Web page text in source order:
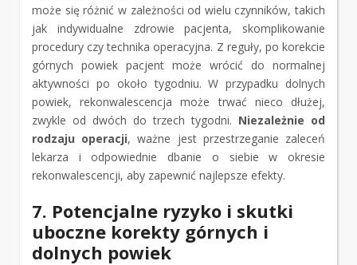
może się różnić w zależności od wielu czynników, takich
jak indywidualne zdrowie pacjenta, skomplikowanie
procedury czy technika operacyjna. Z reguły, po korekcie
górnych powiek pacjent może wrócić do normalnej
aktywności po około tygodniu. W przypadku dolnych
powiek, rekonwalescencja może trwać nieco dłużej,
zwykle od dwóch do trzech tygodni. Niezależnie od
rodzaju operacji, ważne jest przestrzeganie zaleceń
lekarza i odpowiednie dbanie o siebie w okresie
rekonwalescencji, aby zapewnić najlepsze efekty.
7. Potencjalne ryzyko i skutki
uboczne korekty górnych i
dolnych powiek